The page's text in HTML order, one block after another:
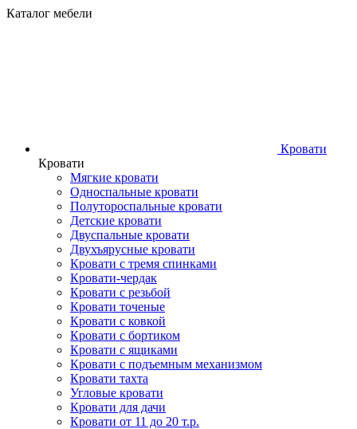
Каталог мебели
Кровати
Кровати
Мягкие кровати
Односпальные кровати
Полутороспальные кровати
Детские кровати
Двуспальные кровати
Двухъярусные кровати
Кровати с тремя спинками
Кровати-чердак
Кровати с резьбой
Кровати точеные
Кровати с ковкой
Кровати с бортиком
Кровати с ящиками
Кровати с подъемным механизмом
Кровати тахта
Угловые кровати
Кровати для дачи
Кровати от 11 до 20 т.р.